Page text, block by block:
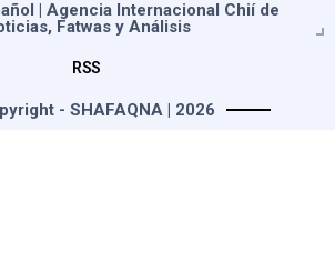
| Agencia Internacional Chií de
Fatwas y Análisis
RSS
- SHAFAQNA | 2026